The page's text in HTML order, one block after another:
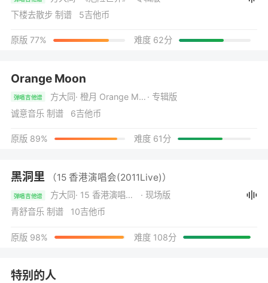
下楼去散步 制谱 5吉他币
原版 77% 难度 62分
Orange Moon
弹唱吉他谱 方大同 · 橙月 Orange Moon · 专辑版
诚意音乐 制谱 6吉他币
原版 89% 难度 61分
黑洞里 （15 香港演唱会(2011Live)）
弹唱吉他谱 方大同 · 15 香港演唱会(2011Live)
· 现场版
青舒音乐 制谱 10吉他币
原版 98% 难度 108分
特别的人